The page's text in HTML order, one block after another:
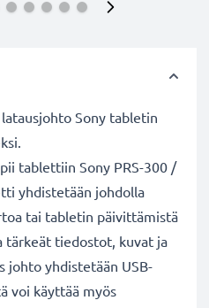
Sony tabletin
tablettiin Sony PRS-300 /
yhdistetään johdolla
tai tabletin päivittämistä
tärkeät tiedostot, kuvat ja
johto yhdistetään USB-
voi käyttää myös